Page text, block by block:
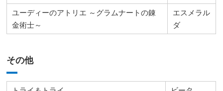
ユーディーのアトリエ ～グラムナートの錬
金術士～
エスメラル
ダ
その他